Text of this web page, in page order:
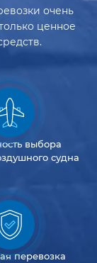
очень
ценное
выбора
судна
перевозка